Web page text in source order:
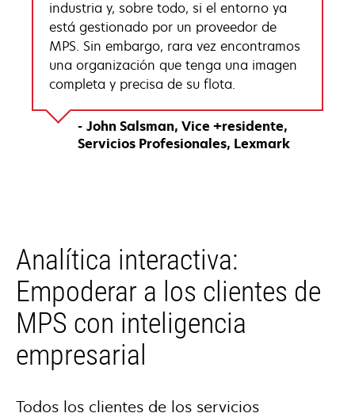
industria y, sobre todo, si el entorno ya
está gestionado por un proveedor de
MPS. Sin embargo, rara vez encontramos
una organización que tenga una imagen
completa y precisa de su flota.
John Salsman Vice +residente,
Servicios Profesionales Lexmark
Analítica interactiva:
Empoderar a los clientes de
MPS con inteligencia
empresarial
Todos los clientes de los servicios